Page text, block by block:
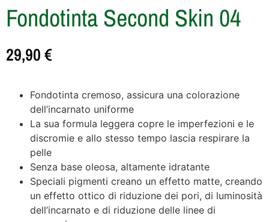
Fondotinta Second Skin 04
29,90€
Fondotinta cremoso, assicura una colorazione
dell’incarnato uniforme
La sua formula leggera copre le imperfezioni e le
discromie e allo stesso tempo lascia respirare la
pelle
Senza base oleosa, altamente idratante
Speciali pigmenti creano un effetto matte, creando
un effetto ottico di riduzione dei pori, di luminosità
dell’incarnato e di riduzione delle linee di